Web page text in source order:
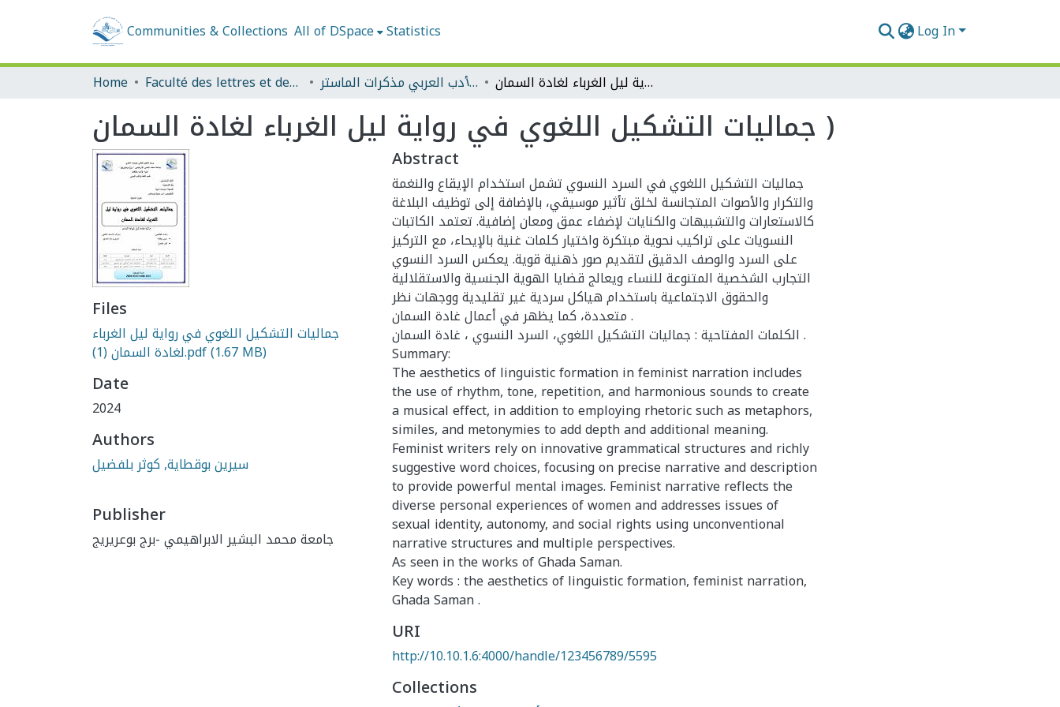
Communities & Collections All of DSpace Statistics Log In
Home Faculté des lettres et des langues قسم الأدب العربي مذكرات الماستر جماليات التشكيل اللغوي في رواية ليل الغرباء لغادة السمان )
جماليات التشكيل اللغوي في رواية ليل الغرباء لغادة السمان )
Files
جماليات التشكيل اللغوي في رواية ليل الغرباء
لغادة السمان (1).pdf(1.67 MB)
Date
2024
Authors
سيرين بوقطاية, كوثر بلفضيل
Publisher
جامعة محمد البشير الابراهيمي -برج بوعريريج
Abstract
جماليات التشكيل اللغوي في السرد النسوي تشمل استخدام الإيقاع والنغمة
والتكرار والأصوات المتجانسة لخلق تأثير موسيقي، بالإضافة إلى توظيف البلاغة
كالاستعارات والتشبيهات والكنايات لإضفاء عمق ومعان إضافية. تعتمد الكاتبات
النسويات على تراكيب نحوية مبتكرة واختيار كلمات غنية بالإيحاء، مع التركيز
على السرد والوصف الدقيق لتقديم صور ذهنية قوية. يعكس السرد النسوي
التجارب الشخصية المتنوعة للنساء ويعالج قضايا الهوية الجنسية والاستقلالية
والحقوق الاجتماعية باستخدام هياكل سردية غير تقليدية ووجهات نظر
متعددة، كما يظهر في أعمال غادة السمان .
الكلمات المفتاحية : جماليات التشكيل اللغوي، السرد النسوي ، غادة السمان .
Summary:
The aesthetics of linguistic formation in feminist narration includes
the use of rhythm, tone, repetition, and harmonious sounds to create
a musical effect, in addition to employing rhetoric such as metaphors,
similes, and metonymies to add depth and additional meaning.
Feminist writers rely on innovative grammatical structures and richly
suggestive word choices, focusing on precise narrative and description
to provide powerful mental images. Feminist narrative reflects the
diverse personal experiences of women and addresses issues of
sexual identity, autonomy, and social rights using unconventional
narrative structures and multiple perspectives.
As seen in the works of Ghada Saman.
Key words : the aesthetics of linguistic formation, feminist narration,
Ghada Saman .
URI
http://10.10.1.6:4000/handle/123456789/5595
Collections